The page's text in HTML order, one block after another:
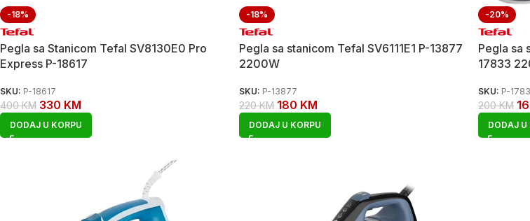
-18%
Pegla sa Stanicom Tefal SV8130E0 Pro
Express P-18617
SKU: P-18617
400KM 330 KM
DODAJ U KORPU
-18%
Pegla sa stanicom Tefal SV6111E1 P-13877
2200W
SKU: P-13877
220KM 180 KM
DODAJ U KORPU
-20%
Pegla sa
17833
SKU: P-
200KM
DODAJ U